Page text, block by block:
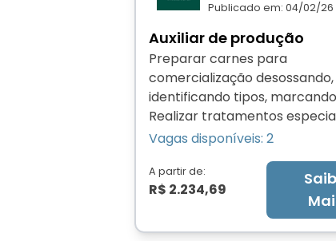
Publicado em: 04/02/26
Auxiliar de produção
Preparar carnes para
comercialização desossando,
identificando tipos, marcando
fatiando, pesando e
Realizar tratamentos
carnes, prensando e
em embalagens individuais,
manualmente ou com o
máquinas de embalagem a
Armazenar produtos na
Vagas disponíveis: 2
A partir de:
R$ 2.234,69